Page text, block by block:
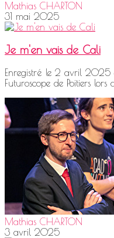
Mathias CHARTON
31 mai 2025
Je m'en vais de Cali
Enregistré le 2 avril 2025
Futuroscope de Poitiers lors
Mathias CHARTON
3 avril 2025